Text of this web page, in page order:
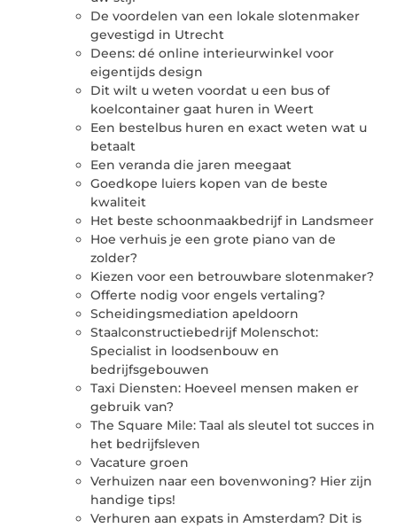
De voordelen van een lokale slotenmaker
gevestigd in Utrecht
Deens: dé online interieurwinkel voor
eigentijds design
Dit wilt u weten voordat u een bus of
koelcontainer gaat huren in Weert
Een bestelbus huren en exact weten wat u
betaalt
Een veranda die jaren meegaat
Goedkope luiers kopen van de beste
kwaliteit
Het beste schoonmaakbedrijf in Landsmeer
Hoe verhuis je een grote piano van de
zolder?
Kiezen voor een betrouwbare slotenmaker?
Offerte nodig voor engels vertaling?
Scheidingsmediation apeldoorn
Staalconstructiebedrijf Molenschot:
Specialist in loodsenbouw en
bedrijfsgebouwen
Taxi Diensten: Hoeveel mensen maken er
gebruik van?
The Square Mile: Taal als sleutel tot succes in
het bedrijfsleven
Vacature groen
Verhuizen naar een bovenwoning? Hier zijn
handige tips!
Verhuren aan expats in Amsterdam? Dit is